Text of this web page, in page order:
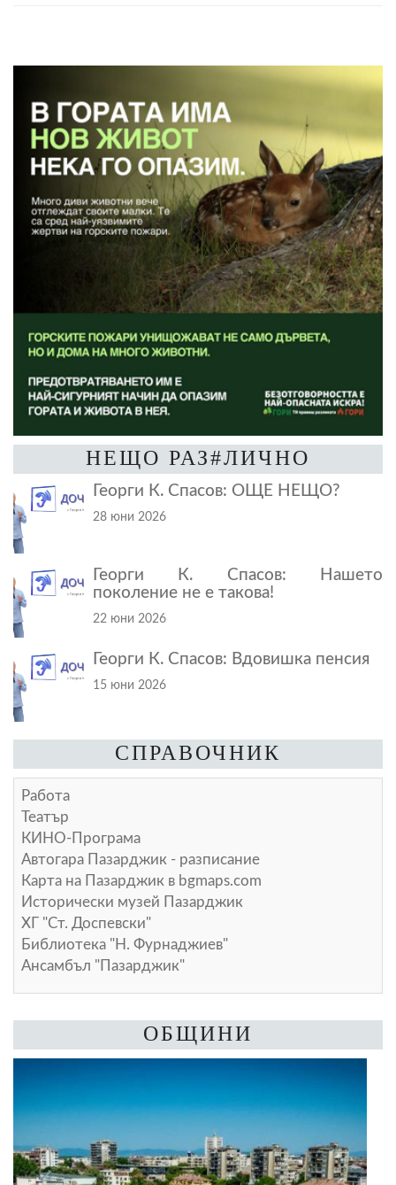
НЕЩО РАЗ#ЛИЧНО
Георги К. Спасов: ОЩЕ НЕЩО?
28 юни 2026
Георги К. Спасов: Нашето
поколение не е такова!
22 юни 2026
Георги К. Спасов: Вдовишка пенсия
15 юни 2026
СПРАВОЧНИК
Работа
Театър
КИНО-Програма
Автогара Пазарджик - разписание
Карта на Пазарджик в bgmaps.com
Исторически музей Пазарджик
ХГ "Ст. Доспевски"
Библиотека "Н. Фурнаджиев"
Ансамбъл "Пазарджик"
ОБЩИНИ